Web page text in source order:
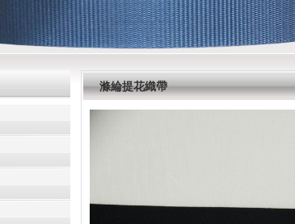
滌綸提花織帶